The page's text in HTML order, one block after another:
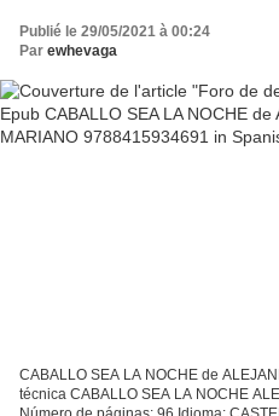
9788415934691 in Spanish
Publié le 29/05/2021 à 00:24
Par ewhevaga
CABALLO SEA LA NOCHE de
técnica CABALLO SEA LA NOCHE